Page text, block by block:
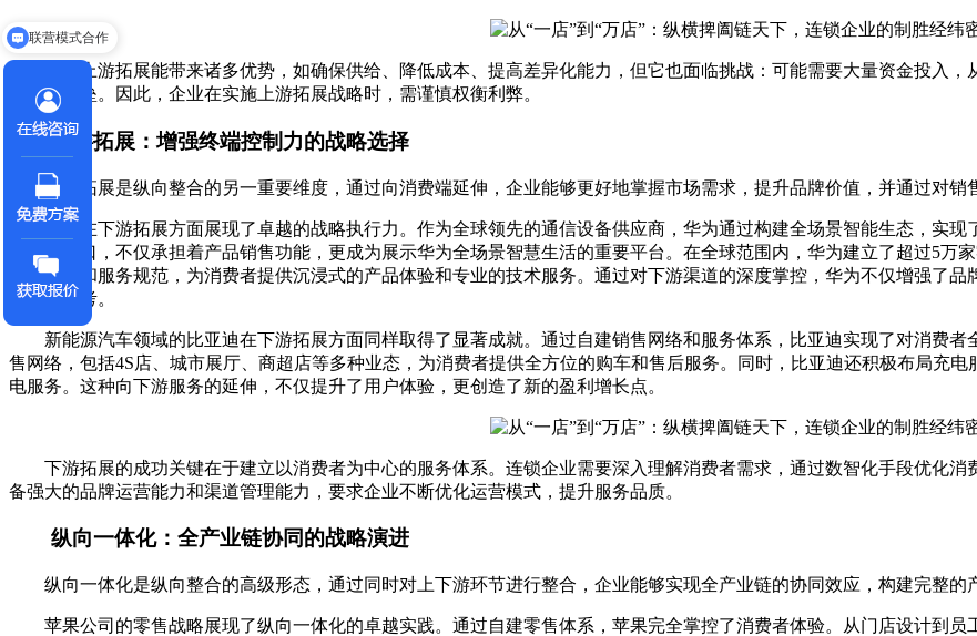
尽管上游拓展能带来诸多优势，如确保供给、降低成本、提高差异化能力，但它也面临挑战：可能需要大量资金投入，
高退出壁垒。因此，企业在实施上游拓展战略时，需谨慎权衡利弊。
下游拓展：增强终端控制力的战略选择
下游拓展是纵向整合的另一重要维度，通过向消费端延伸，企业能够更好地掌握市场需求，提升品牌价值，并通过对销
华为在下游拓展方面展现了卓越的战略执行力。作为全球领先的通信设备供应商，华为通过构建全场景智能生态，实现
的重要窗口，不仅承担着产品销售功能，更成为展示华为全场景智慧生活的重要平台。在全球范围内，华为建立了超过5万
设计标准和服务规范，为消费者提供沉浸式的产品体验和专业的技术服务。通过对下游渠道的深度掌控，华为不仅增强了
了重要参考。
新能源汽车领域的比亚迪在下游拓展方面同样取得了显著成就。通过自建销售网络和服务体系，比亚迪实现了对消费者
售网络，包括4S店、城市展厅、商超店等多种业态，为消费者提供全方位的购车和售后服务。同时，比亚迪还积极布局充
电服务。这种向下游服务的延伸，不仅提升了用户体验，更创造了新的盈利增长点。
下游拓展的成功关键在于建立以消费者为中心的服务体系。连锁企业需要深入理解消费者需求，通过数智化手段优化消
备强大的品牌运营能力和渠道管理能力，要求企业不断优化运营模式，提升服务品质。
纵向一体化：全产业链协同的战略演进
纵向一体化是纵向整合的高级形态，通过同时对上下游环节进行整合，企业能够实现全产业链的协同效应，构建完整的
苹果公司的零售战略展现了纵向一体化的卓越实践。通过自建零售体系，苹果完全掌控了消费者体验。从门店设计到员
联营模式合作